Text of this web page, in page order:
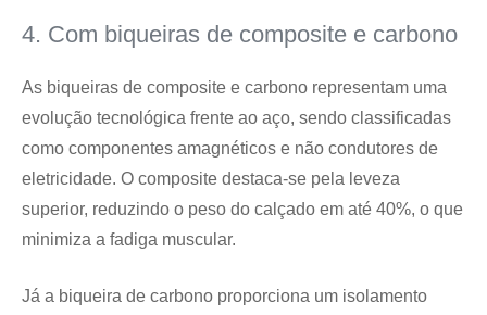
4. Com biqueiras de composite e carbono
As biqueiras de composite e carbono representam uma
evolução tecnológica frente ao aço, sendo classificadas
como componentes amagnéticos e não condutores de
eletricidade. O composite destaca-se pela leveza
superior, reduzindo o peso do calçado em até 40%, o que
minimiza a fadiga muscular.
Já a biqueira de carbono proporciona um isolamento